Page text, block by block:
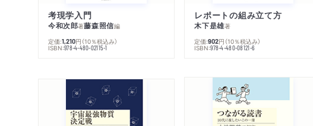
考現学入門
今和次郎著藤森照信編
定価:1,210円 （10％税込み）
ISBN:978-4-480-02115-1
レポートの組み立て方
木下是雄著
定価:902円 （10％税込み）
ISBN:978-4-480-08121-6